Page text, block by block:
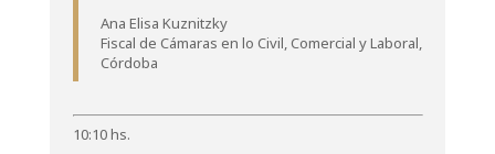
Ana Elisa Kuznitzky
Fiscal de Cámaras en lo Civil, Comercial y Laboral,
Córdoba
10:10 hs.